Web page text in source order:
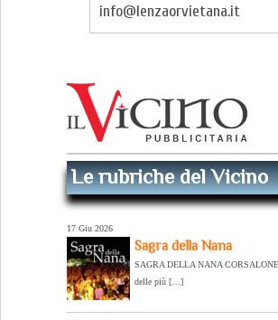
info@lenzaorvietana.it
Le rubriche del Vicino
17 Giu 2026
Sagra della Nana
SAGRA DELLA NANA
delle più […]